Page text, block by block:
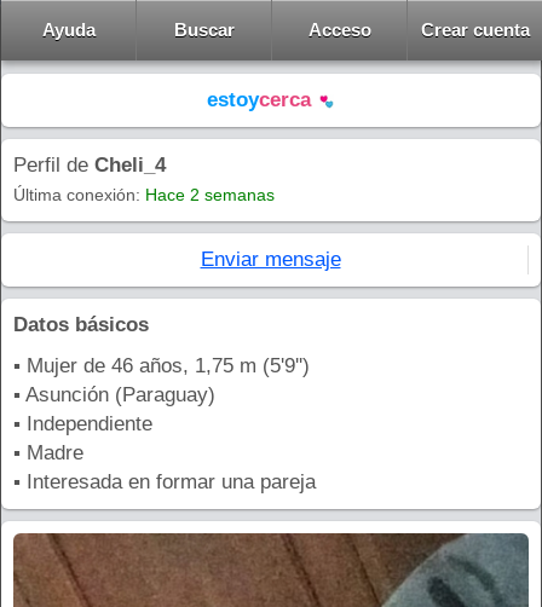
Ayuda Buscar Acceso Crear cuenta
estoycerca
Perfil de Cheli_4
Última conexión: Hace 2 semanas
Enviar mensaje
Datos básicos
▪ Mujer de 46 años, 1,75 m (5'9'')
▪ Asunción (Paraguay)
▪ Independiente
▪ Madre
▪ Interesada en formar una pareja